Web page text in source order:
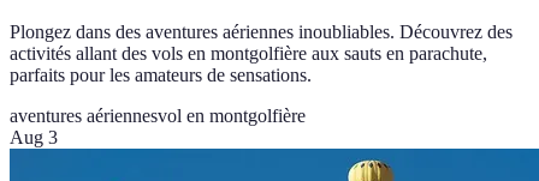
Plongez dans des aventures aériennes inoubliables. Découvrez des
activités allant des vols en montgolfière aux sauts en parachute,
parfaits pour les amateurs de sensations.
aventures aériennesvol en montgolfière
Aug 3